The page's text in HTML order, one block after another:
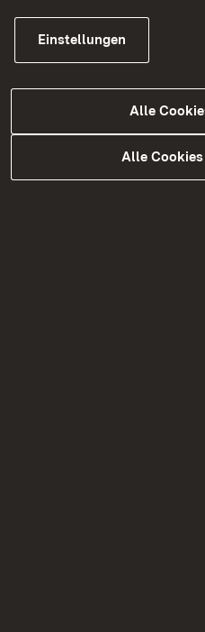
Westtangente/
Odenwald) und der
Einstellungen
Alle
Alle